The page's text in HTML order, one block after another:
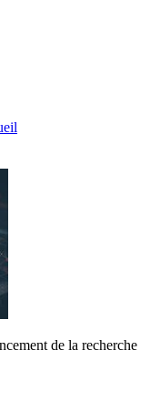
de la recherche